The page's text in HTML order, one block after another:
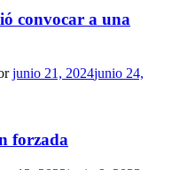
convocar a una
junio 21, 2024junio 24,
forzada